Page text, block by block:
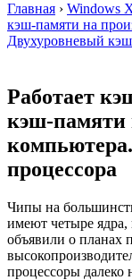
Главная › Windows
кэш-памяти на
Двухуровневый кэш
Работает
кэш-памяти
процессора
Чипы на
имеют четыре
объявили о планах
процессоры далеко